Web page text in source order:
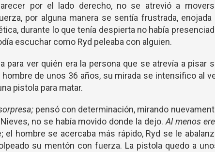
por el lado derecho, no se atrevió a
por alguna manera se sentía frustrada, enojada
durante lo que tenía despierta no había
escuchar como Ryd peleaba con alguien.
para ver quién era la persona que se atrevía a pisar
de unos 36 años, su mirada se intensifico al
pistola para matar.
pensó con determinación, mirando
no se había movido donde la dejo. Al menos
el hombre se acercaba más rápido, Ryd se le
su mentón con fuerza. La pistola quedo a